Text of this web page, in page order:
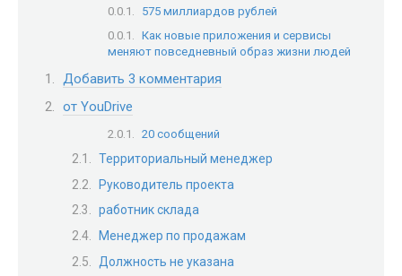
575 миллиардов рублей
Как новые приложения и сервисы
меняют повседневный образ жизни людей
Добавить 3 комментария
от YouDrive
20 сообщений
Территориальный менеджер
Руководитель проекта
работник склада
Менеджер по продажам
Должность не указана